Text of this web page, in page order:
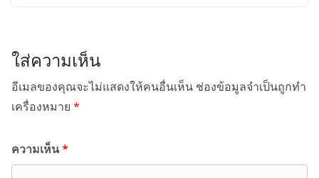
ใส่ความเห็น
อีเมลของคุณจะไม่แสดงให้คนอื่นเห็น ช่องข้อมูลจำเป็นถูกทำ
เครื่องหมาย *
ความเห็น*